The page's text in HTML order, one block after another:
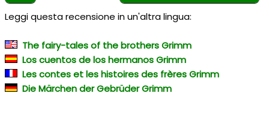
Leggi questa recensione in un'altra lingua:
The fairy-tales of the brothers Grimm
Los cuentos de los hermanos Grimm
Les contes et les histoires des frères Grimm
Die Märchen der Gebrüder Grimm